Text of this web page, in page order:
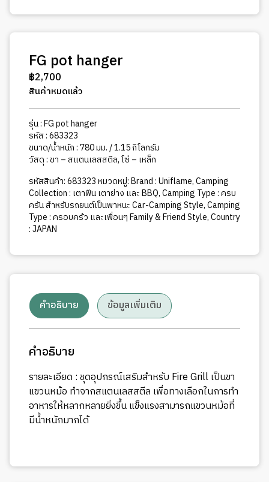
FG pot hanger
฿2,700
สินค้าหมดแล้ว
รุ่น : FG pot hanger
รหัส : 683323
ขนาด/น้ำหนัก : 780 มม. / 1.15 กิโลกรัม
วัสดุ : ขา – สแตนเลสสตีล, โซ่ – เหล็ก
รหัสสินค้า:683323หมวดหมู่:Brand : Uniflame,Camping
Collection : เตาฟืน เตาย่าง และ BBQ,Camping Type : ครบ
ครัน สำหรับรถยนต์เป็นพาหนะ Car-Camping Style,Camping
Type : ครอบคร้ว และเพื่อนๆ Family & Friend Style,Country
: JAPAN
คำอธิบาย ข้อมูลเพิ่มเติม
คำอธิบาย
รายละเอียด : ชุดอุปกรณ์เสริมสำหรับ Fire Grill เป็นขา
แขวนหม้อ ทำจากสแตนเลสสตีล เพื่อทางเลือกในการทำ
อาหารให้หลากหลายยิ่งขึ้น แข็งแรงสามารถแขวนหม้อที่
มีน้ำหนักมากได้